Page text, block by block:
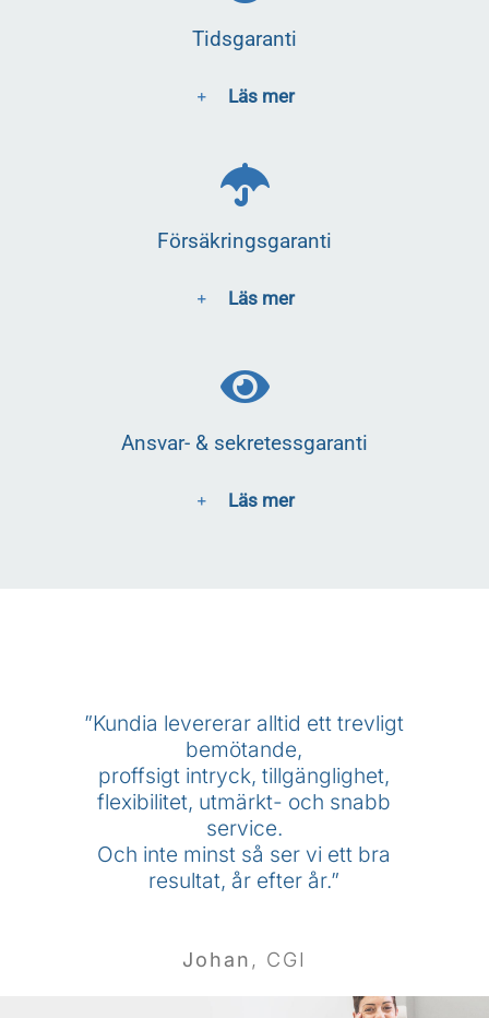
Tidsgaranti
Läs mer
Försäkringsgaranti
Läs mer
Ansvar- & sekretessgaranti
Läs mer
”Utomordentlig kommunikation och
engagerad personal.
Mycket noggrant utfört arbete.
Snabba och flexibla även när
det gäller städning som inte finns på
schemat. Riktiga problemlösare!”
Forskningsinstitut
”Kundia levererar alltid ett trevligt
bemötande,
proffsigt intryck, tillgänglighet,
flexibilitet, utmärkt- och snabb
service.
Och inte minst så ser vi ett bra
resultat, år efter år.”
Johan , CGI
”Att ni efter snart 4 år håller samma
toppnivå som i början!”
Brita, SWEREA,